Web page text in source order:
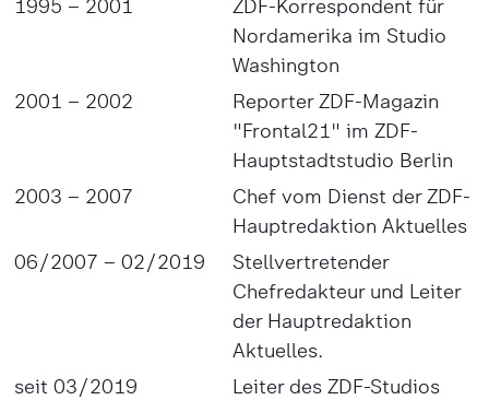
1995 – 2001
ZDF-Korrespondent für
Nordamerika im Studio
Washington
2001 – 2002
Reporter ZDF-Magazin
"Frontal21" im ZDF-
Hauptstadtstudio Berlin
2003 – 2007
Chef vom Dienst der ZDF-
Hauptredaktion Aktuelles
06/2007 – 02/2019
Stellvertretender
Chefredakteur und Leiter
der Hauptredaktion
Aktuelles.
seit 03/2019
Leiter des ZDF-Studios